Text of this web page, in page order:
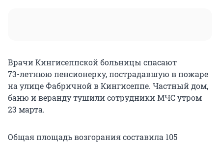
Врачи Кингисеппской больницы спасают
73-летнюю пенсионерку, пострадавшую в пожаре
на улице Фабричной в Кингисеппе. Частный дом,
баню и веранду тушили сотрудники МЧС утром
23 марта.
Общая площадь возгорания составила 105